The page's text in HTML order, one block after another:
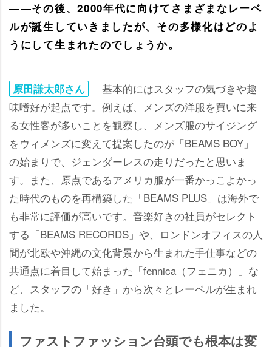
――その後、2000年代に向けてさまざまなレーベ
ルが誕生していきましたが、その多様化はどのよ
うにして生まれたのでしょうか。
原田謙太郎さん
基本的にはスタッフの気づきや趣
味嗜好が起点です。例えば、メンズの洋服を買いに来
る女性客が多いことを観察し、メンズ服のサイジング
をウィメンズに変えて提案したのが「BEAMS BOY」
の始まりで、ジェンダーレスの走りだったと思いま
す。また、原点であるアメリカ服が一番かっこよかっ
た時代のものを再構築した「BEAMS PLUS」は海外で
も非常に評価が高いです。音楽好きの社員がセレクト
する「BEAMS RECORDS」や、ロンドンオフィスの人
間が北欧や沖縄の文化背景から生まれた手仕事などの
共通点に着目して始まった「fennica（フェニカ）」な
ど、スタッフの「好き」から次々とレーベルが生まれ
ました。
ファストファッション台頭でも根本は変